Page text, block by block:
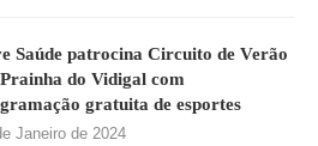
Saúde patrocina Circuito de Verão
do Vidigal com
gratuita de esportes
Janeiro de 2024